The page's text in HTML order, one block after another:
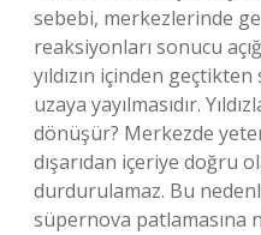
sebebi, merkezlerinde
reaksiyonları sonucu
yıldızın içinden
uzaya yayılmasıdır.
dönüşür? Merkezde
dışarıdan içeriye doğru
durdurulamaz. Bu
süpernova